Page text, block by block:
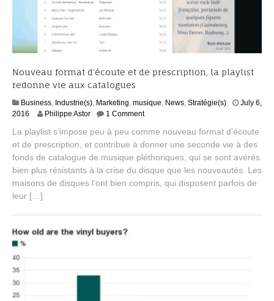
Nouveau format d’écoute et de prescription, la playlist
redonne vie aux catalogues
Business, Industrie(s), Marketing, musique, News, Stratégie(s)
July 6,
2016
l
y
2
0
0
Philippe Astor 1 Comment
La playlist s’impose peu à peu comme nouveau format d’écoute
et de prescription, et contribue à donner une seconde vie à des
fonds de catalogue de musique pléthoriques, qui se sont avérés
bien plus résistants à la crise du disque que les nouveautés. Les
maisons de disques l’ont bien compris, qui disposent parfois de
leur […]